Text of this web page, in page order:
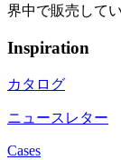
界中で販売してい
Inspiration
カタログ
ニュースレター
Cases